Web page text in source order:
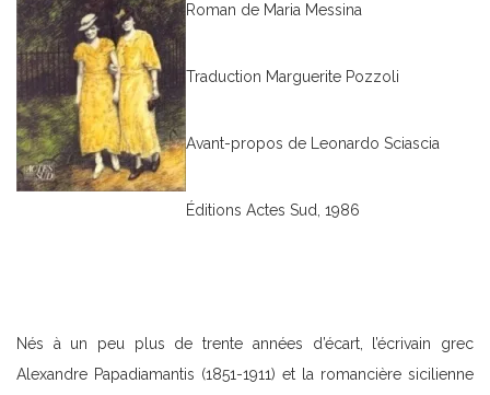
Roman de Maria Messina
Traduction Marguerite Pozzoli
Avant-propos de Leonardo Sciascia
Éditions Actes Sud, 1986
Nés à un peu plus de trente années d’écart, l’écrivain grec
Alexandre Papadiamantis (1851-1911) et la romancière sicilienne